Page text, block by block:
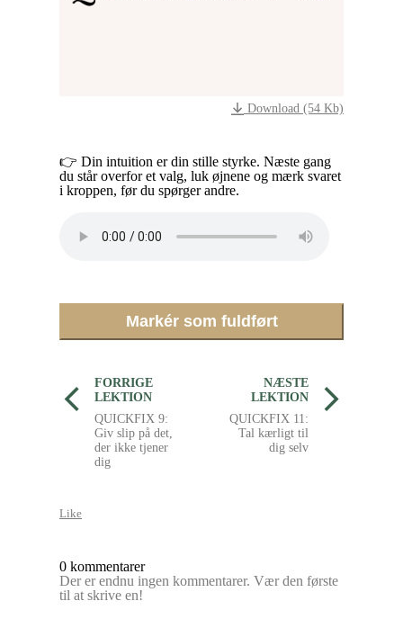
Download (54 Kb)
👉 Din intuition er din stille styrke. Næste gang
du står overfor et valg, luk øjnene og mærk svaret
i kroppen, før du spørger andre.
Markér som fuldført
FORRIGE
LEKTION
QUICKFIX 9:
Giv slip på det,
der ikke tjener
dig
NÆSTE
LEKTION
QUICKFIX 11:
Tal kærligt til
dig selv
Like
0 kommentarer
Der er endnu ingen kommentarer. Vær den første
til at skrive en!